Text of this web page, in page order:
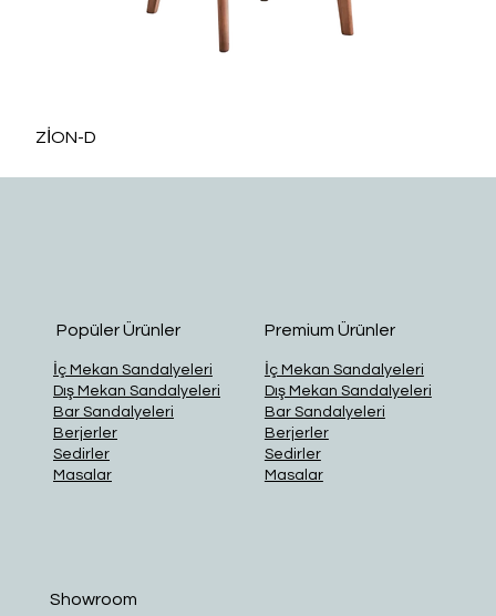
ZİON-D
Showroom
Popüler Ürünler
İç Mekan Sandalyeleri
Dış Mekan Sandalyeleri
Bar Sandalyeleri
Berjerler
Sedirler
Masalar
Premium Ürünler
İç Mekan Sandalyeleri
Dış Mekan Sandalyeleri
Bar Sandalyeleri
Berjerler
Sedirler
Masalar